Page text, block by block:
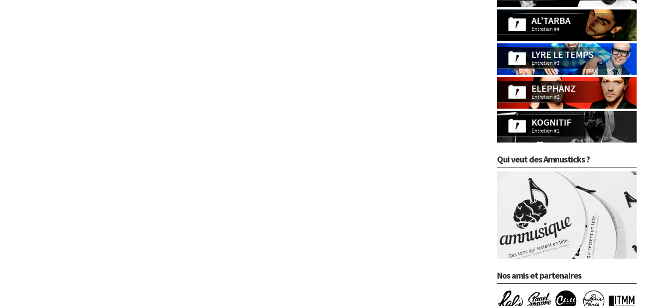
Qui veut des Amnusticks ?
Nos amis et partenaires